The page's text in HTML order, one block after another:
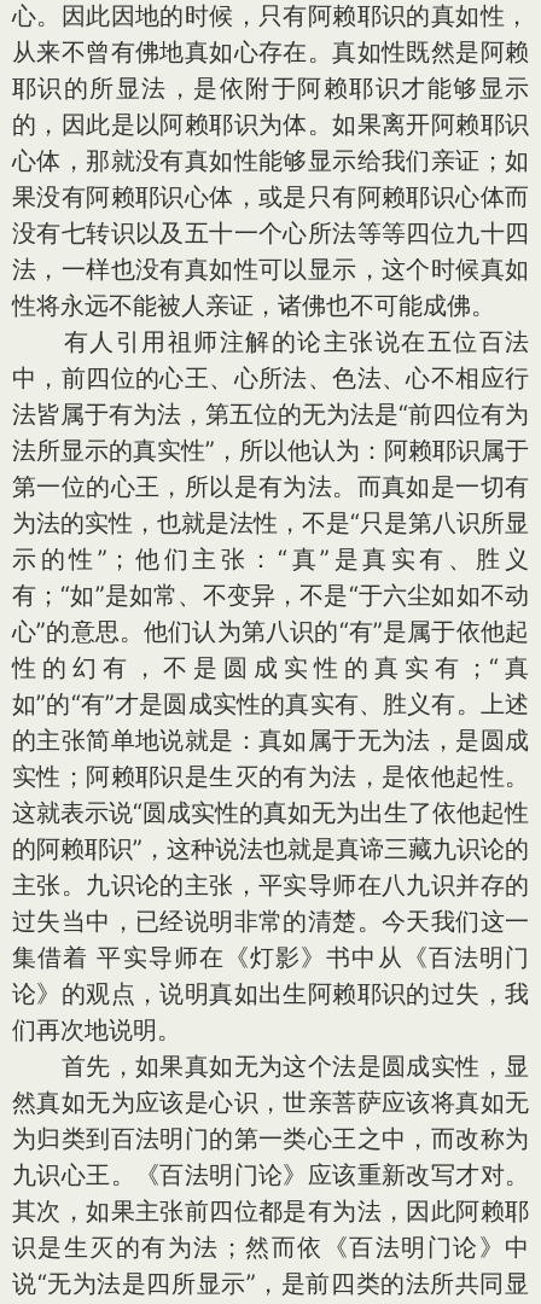
心。因此因地的时候，只有阿赖耶识的真如性，
从来不曾有佛地真如心存在。真如性既然是阿赖
耶识的所显法，是依附于阿赖耶识才能够显示
的，因此是以阿赖耶识为体。如果离开阿赖耶识
心体，那就没有真如性能够显示给我们亲证；如
果没有阿赖耶识心体，或是只有阿赖耶识心体而
没有七转识以及五十一个心所法等等四位九十四
法，一样也没有真如性可以显示，这个时候真如
性将永远不能被人亲证，诸佛也不可能成佛。
有人引用祖师注解的论主张说在五位百法
中，前四位的心王、心所法、色法、心不相应行
法皆属于有为法，第五位的无为法是“前四位有为
法所显示的真实性”，所以他认为：阿赖耶识属于
第一位的心王，所以是有为法。而真如是一切有
为法的实性，也就是法性，不是“只是第八识所显
示的性”；他们主张：“真”是真实有、胜义
有；“如”是如常、不变异，不是“于六尘如如不动
心”的意思。他们认为第八识的“有”是属于依他起
性的幻有，不是圆成实性的真实有；“真
如”的“有”才是圆成实性的真实有、胜义有。上述
的主张简单地说就是：真如属于无为法，是圆成
实性；阿赖耶识是生灭的有为法，是依他起性。
这就表示说“圆成实性的真如无为出生了依他起性
的阿赖耶识”，这种说法也就是真谛三藏九识论的
主张。九识论的主张，平实导师在八九识并存的
过失当中，已经说明非常的清楚。今天我们这一
集借着 平实导师在《灯影》书中从《百法明门
论》的观点，说明真如出生阿赖耶识的过失，我
们再次地说明。
首先，如果真如无为这个法是圆成实性，显
然真如无为应该是心识，世亲菩萨应该将真如无
为归类到百法明门的第一类心王之中，而改称为
九识心王。《百法明门论》应该重新改写才对。
其次，如果主张前四位都是有为法，因此阿赖耶
识是生灭的有为法；然而依《百法明门论》中
说“无为法是四所显示”，是前四类的法所共同显